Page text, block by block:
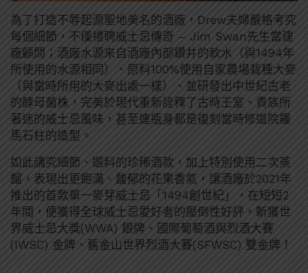
為了打造不辱起源聖地美名的酒廠，Drew夫婦嚴格考究
每個細節，不僅禮聘威士忌傳奇 – Jim Swan先生當建
廠顧問；酒廠水源來自酒廠內部鑽井的軟水（與1494年
所使用的水源相同）、原料100%使用自家農場栽種大麥
（與當時所用的大麥出處一樣）、並研發出中世紀古老
的酵母菌株，完美於現代重新詮釋了古時王室、貴族所
著迷的威士忌風味，甚至連瓶身都是復刻當時修道院羅
馬石柱的造型。
如此講究細節、選料的珍稀酒款，加上特別使用二次蒸
餾，表現出更飽滿、馥郁的花果香氣，讓酒廠於2021年
推出的首款單一麥芽威士忌「1494創世紀」，在短短2
年間，便獲得全球威士忌愛好者的壓倒性好評，斬獲世
界威士忌大獎(WWA) 銀牌、國際葡萄酒與烈酒大賽
(IWSC) 金牌、舊金山世界烈酒大賽(SFWSC) 雙金牌！